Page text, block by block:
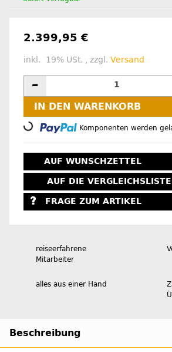
2.399,95 €
inkl. 19% USt. , zzgl. Versand
IN DEN WARENKORB
Loading... Komponenten werden
AUF WUNSCHZETTEL
AUF DIE VERGLEICHSLISTE
FRAGE ZUM ARTIKEL
reiseerfahrene
Mitarbeiter
alles aus einer Hand
Beschreibung